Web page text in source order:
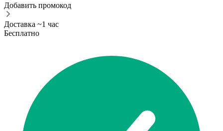
Добавить промокод
Доставка ~1 час
Бесплатно